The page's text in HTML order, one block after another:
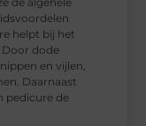
helpt bij het
Door dode
en vijlen,
Daarnaast
pedicure de